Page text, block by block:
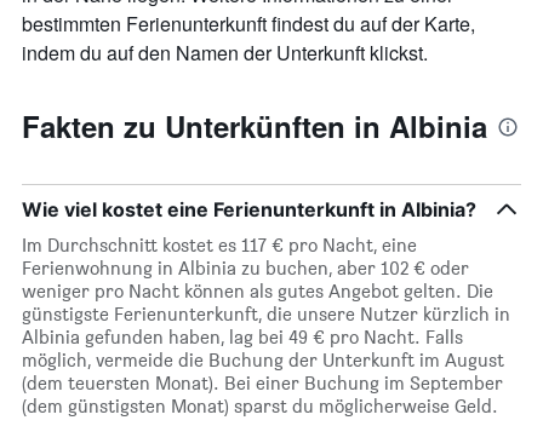
bestimmten Ferienunterkunft findest du auf der Karte,
indem du auf den Namen der Unterkunft klickst.
Fakten zu Unterkünften in Albinia
Wie viel kostet eine Ferienunterkunft in Albinia?
Im Durchschnitt kostet es 117 € pro Nacht, eine
Ferienwohnung in Albinia zu buchen, aber 102 € oder
weniger pro Nacht können als gutes Angebot gelten. Die
günstigste Ferienunterkunft, die unsere Nutzer kürzlich in
Albinia gefunden haben, lag bei 49 € pro Nacht. Falls
möglich, vermeide die Buchung der Unterkunft im August
(dem teuersten Monat). Bei einer Buchung im September
(dem günstigsten Monat) sparst du möglicherweise Geld.